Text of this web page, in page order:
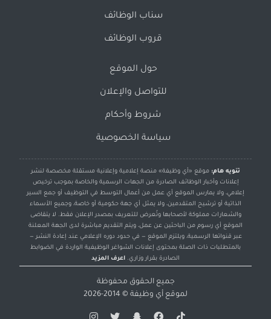
سناب الوظائف
قروب الوظائف
حول الموقع
للتواصل والإعلان
شروط وأحكام
سياسة الخصوصية
تنويه هام: موقع «أي وظيفة» منصة إعلامية وإعلانية مستقلة مخصصة لنشر
إعلانات وأخبار الوظائف الصادرة من الجهات الرسمية والخاصة بموجب ترخيص
إعلامي، ولا يمارس الموقع أي عمل من أعمال التوسط في التوظيف أو جمع السير
الذاتية أو ترشيح المتقدمين، ولا يمثل أي جهة حكومية أو خاصة، وجميع الأسماء
والشعارات مملوكة لأصحابها وتُعرض للتعريف بمصدر الإعلان فقط. لا يتقاضى
الموقع أي رسوم من الباحثين عن عمل، ويتم التقديم مباشرة لدى الجهة المعلنة
عبر قنواتها الرسمية، ويلتزم الموقع — في حدود دوره الإعلامي عند إعادة النشر —
بالمتطلبات ذات الصلة بمحتوى إعلانات الشواغر الوظيفية الواردة في الضوابط
الصادرة بقرار وزاري. اعرف المزيد
جميع الحقوق محفوظة
لموقع أي وظيفة © 2014-2026